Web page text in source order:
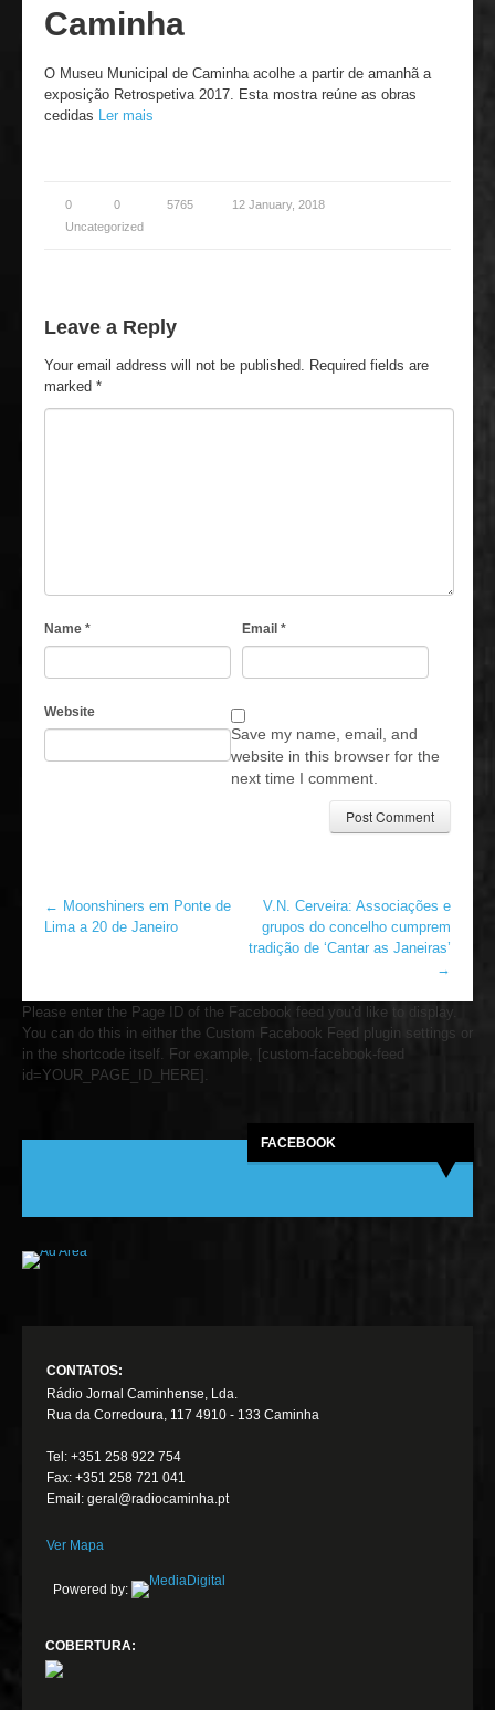
Caminha
O Museu Municipal de Caminha acolhe a partir de amanhã a
exposição Retrospetiva 2017. Esta mostra reúne as obras
cedidas Ler mais
0 0 5765
12 January, 2018
Uncategorized
Leave a Reply
Your email address will not be published. Required fields are
marked *
Name * Email *
Website
Save my name, email, and
website in this browser for the
next time I comment.
← Moonshiners em Ponte de
Lima a 20 de Janeiro
V.N. Cerveira: Associações e
grupos do concelho cumprem
tradição de ‘Cantar as Janeiras’
→
Please enter the Page ID of the Facebook feed you'd like to display.
You can do this in either the Custom Facebook Feed plugin settings or
in the shortcode itself. For example, [custom-facebook-feed
id=YOUR_PAGE_ID_HERE].
FACEBOOK
CONTATOS:
Rádio Jornal Caminhense, Lda.
Rua da Corredoura, 117 4910 - 133 Caminha
Tel: +351 258 922 754
Fax: +351 258 721 041
Email: geral@radiocaminha.pt
Ver Mapa
Powered by:
COBERTURA: